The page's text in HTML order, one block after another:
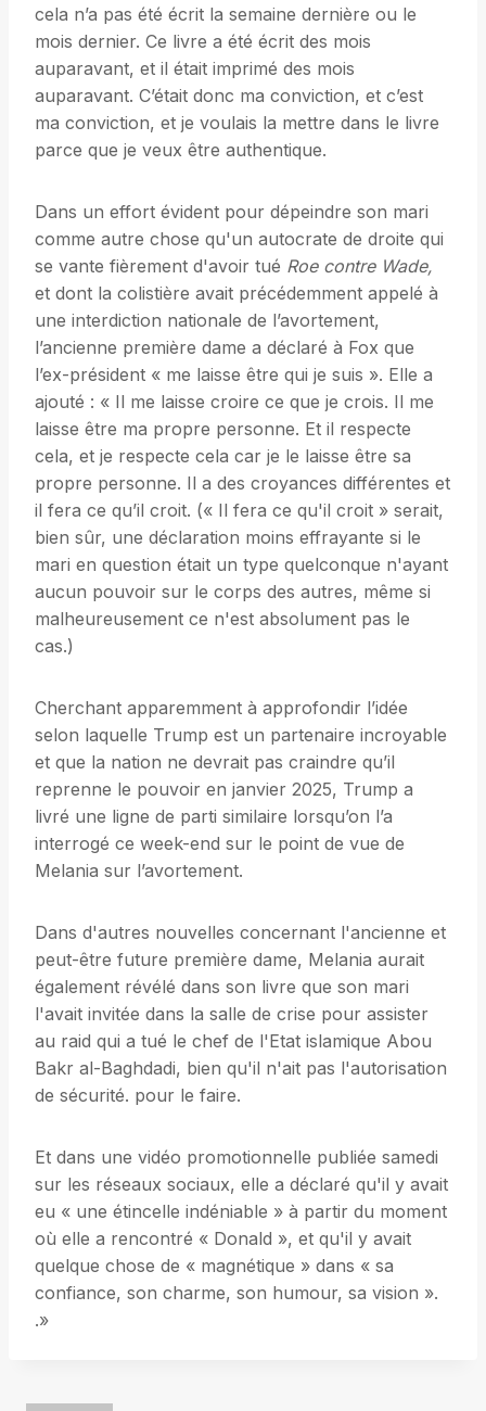
cela n’a pas été écrit la semaine dernière ou le
mois dernier. Ce livre a été écrit des mois
auparavant, et il était imprimé des mois
auparavant. C’était donc ma conviction, et c’est
ma conviction, et je voulais la mettre dans le livre
parce que je veux être authentique.
Dans un effort évident pour dépeindre son mari
comme autre chose qu'un autocrate de droite qui
se vante fièrement d'avoir tué Roe contre Wade,
et dont la colistière avait précédemment appelé à
une interdiction nationale de l’avortement,
l’ancienne première dame a déclaré à Fox que
l’ex-président « me laisse être qui je suis ». Elle a
ajouté : « Il me laisse croire ce que je crois. Il me
laisse être ma propre personne. Et il respecte
cela, et je respecte cela car je le laisse être sa
propre personne. Il a des croyances différentes et
il fera ce qu’il croit. (« Il fera ce qu'il croit » serait,
bien sûr, une déclaration moins effrayante si le
mari en question était un type quelconque n'ayant
aucun pouvoir sur le corps des autres, même si
malheureusement ce n'est absolument pas le
cas.)
Cherchant apparemment à approfondir l’idée
selon laquelle Trump est un partenaire incroyable
et que la nation ne devrait pas craindre qu’il
reprenne le pouvoir en janvier 2025, Trump a
livré une ligne de parti similaire lorsqu’on l’a
interrogé ce week-end sur le point de vue de
Melania sur l’avortement.
Dans d'autres nouvelles concernant l'ancienne et
peut-être future première dame, Melania aurait
également révélé dans son livre que son mari
l'avait invitée dans la salle de crise pour assister
au raid qui a tué le chef de l'Etat islamique Abou
Bakr al-Baghdadi, bien qu'il n'ait pas l'autorisation
de sécurité. pour le faire.
Et dans une vidéo promotionnelle publiée samedi
sur les réseaux sociaux, elle a déclaré qu'il y avait
eu « une étincelle indéniable » à partir du moment
où elle a rencontré « Donald », et qu'il y avait
quelque chose de « magnétique » dans « sa
confiance, son charme, son humour, sa vision ».
.»